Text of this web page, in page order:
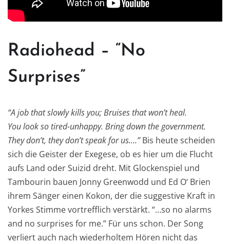
Radiohead – “No
Surprises”
“A job that slowly kills you; Bruises that won’t heal.
You look so tired-unhappy. Bring down the government.
They don’t, they don’t speak for us….”Bis heute scheiden
sich die Geister der Exegese, ob es hier um die Flucht
aufs Land oder Suizid dreht. Mit Glockenspiel und
Tambourin bauen Jonny Greenwodd und Ed O‘ Brien
ihrem Sänger einen Kokon, der die suggestive Kraft in
Yorkes Stimme vortrefflich verstärkt. “…so no alarms
and no surprises for me.” Für uns schon. Der Song
verliert auch nach wiederholtem Hören nicht das